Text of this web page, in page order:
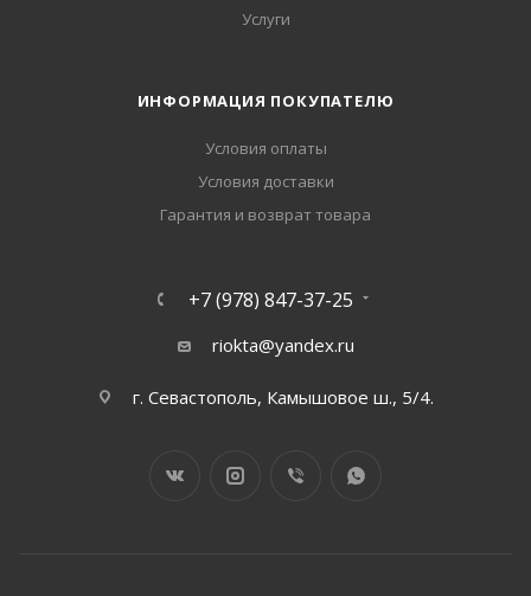
Услуги
ИНФОРМАЦИЯ ПОКУПАТЕЛЮ
Условия оплаты
Условия доставки
Гарантия и возврат товара
+7 (978) 847-37-25
riokta@yandex.ru
г. Севастополь, Камышовое ш., 5/4.